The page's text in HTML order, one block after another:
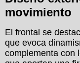
movimiento
El frontal se
que evoca
complementa con